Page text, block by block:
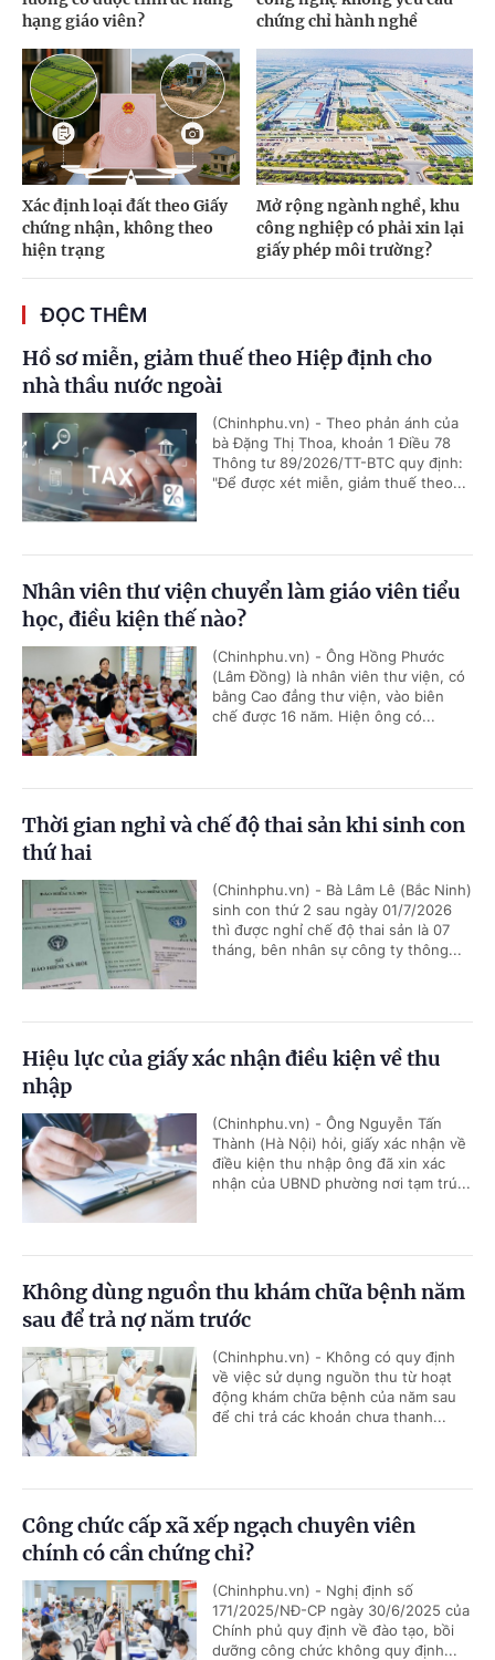
hạng giáo viên?
chứng chỉ hành nghề
Xác định loại đất theo Giấy
chứng nhận, không theo
hiện trạng
Mở rộng ngành nghề, khu
công nghiệp có phải xin lại
giấy phép môi trường?
ĐỌC THÊM
Hồ sơ miễn, giảm thuế theo Hiệp định cho
nhà thầu nước ngoài
(Chinhphu.vn) - Theo phản ánh của
bà Đặng Thị Thoa, khoản 1 Điều 78
Thông tư 89/2026/TT-BTC quy định:
"Để được xét miễn, giảm thuế theo...
Nhân viên thư viện chuyển làm giáo viên tiểu
học, điều kiện thế nào?
(Chinhphu.vn) - Ông Hồng Phước
(Lâm Đồng) là nhân viên thư viện, có
bằng Cao đẳng thư viện, vào biên
chế được 16 năm. Hiện ông có...
Thời gian nghỉ và chế độ thai sản khi sinh con
thứ hai
(Chinhphu.vn) - Bà Lâm Lê (Bắc Ninh)
sinh con thứ 2 sau ngày 01/7/2026
thì được nghỉ chế độ thai sản là 07
tháng, bên nhân sự công ty thông...
Hiệu lực của giấy xác nhận điều kiện về thu
nhập
(Chinhphu.vn) - Ông Nguyễn Tấn
Thành (Hà Nội) hỏi, giấy xác nhận về
điều kiện thu nhập ông đã xin xác
nhận của UBND phường nơi tạm trú...
Không dùng nguồn thu khám chữa bệnh năm
sau để trả nợ năm trước
(Chinhphu.vn) - Không có quy định
về việc sử dụng nguồn thu từ hoạt
động khám chữa bệnh của năm sau
để chi trả các khoản chưa thanh...
Công chức cấp xã xếp ngạch chuyên viên
chính có cần chứng chỉ?
(Chinhphu.vn) - Nghị định số
171/2025/NĐ-CP ngày 30/6/2025 của
Chính phủ quy định về đào tạo, bồi
dưỡng công chức không quy định...